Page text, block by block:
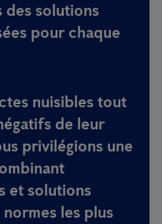
des solutions
pour chaque
nuisibles tout
de leur
privilégions une
et solutions
les plus